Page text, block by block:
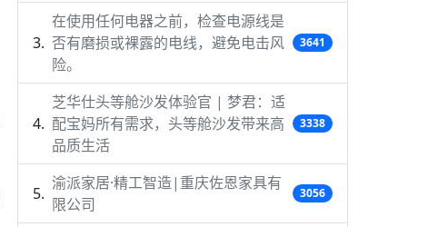
在使用任何电器之前，检查电源线是
否有磨损或裸露的电线，避免电击风
险。
3641
芝华仕头等舱沙发体验官 | 梦君：适
配宝妈所有需求，头等舱沙发带来高
品质生活
3338
渝派家居·精工智造|重庆佐恩家具有
限公司
3056